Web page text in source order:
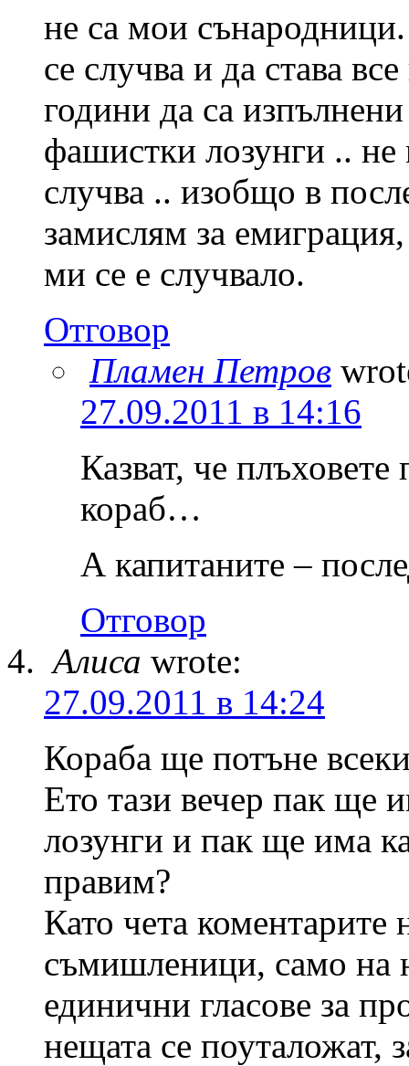
не са мои
се случва и да става
години да са
фашистки лозунги .. не
случва .. изобщо в
замислям за
ми се е случвало.
Отговор
Пламен Петров
27.09.2011 в 14:16
Казват, че
кораб…
А капитаните –
Отговор
Алиса wrote:
27.09.2011 в 14:24
Кораба ще потъне
Ето тази вечер пак ще
лозунги и пак ще има
правим?
Като чета коментарите
съмишленици, само на
единични гласове за
нещата се поуталожат,